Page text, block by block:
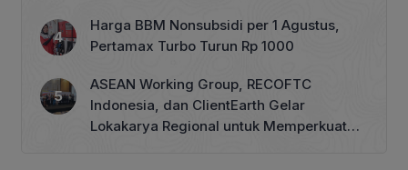
Harga BBM Nonsubsidi per 1 Agustus,
Pertamax Turbo Turun Rp 1000
ASEAN Working Group, RECOFTC
Indonesia, dan ClientEarth Gelar
Lokakarya Regional untuk Memperkuat